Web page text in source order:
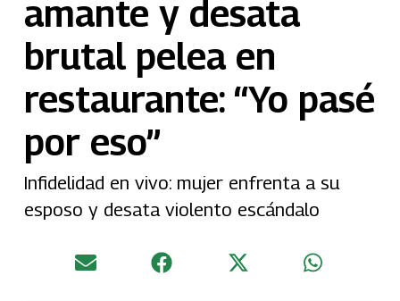
amante y desata
brutal pelea en
restaurante: “Yo pasé
por eso”
Infidelidad en vivo: mujer enfrenta a su
esposo y desata violento escándalo